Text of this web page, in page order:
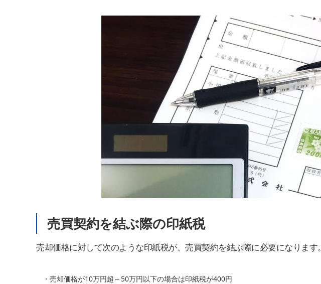
売買契約を結ぶ際の印紙税
売却価格に対して次のような印紙税が、売買契約を結ぶ際に必要になります。
・売却価格が10万円超～50万円以下の場合は印紙税が400円